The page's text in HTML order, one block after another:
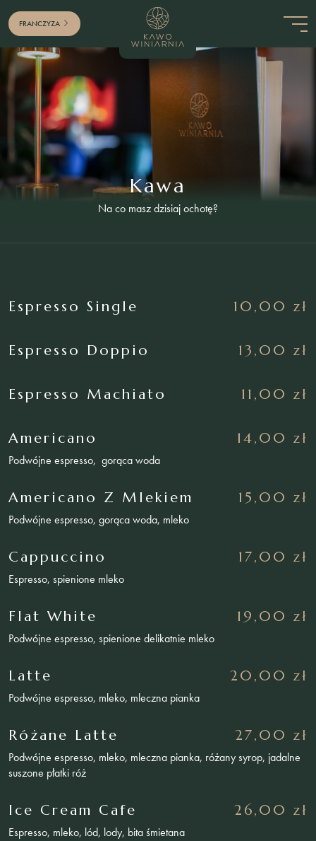
FRANCZYZA
Kawa
Na co masz dzisiaj ochotę?
Espresso Single 10,00 zł
Espresso Doppio 13,00 zł
Espresso Machiato 11,00 zł
Americano 14,00 zł
Podwójne espresso, gorąca woda
Americano Z Mlekiem 15,00 zł
Podwójne espresso, gorąca woda, mleko
Cappuccino 17,00 zł
Espresso, spienione mleko
Flat White 19,00 zł
Podwójne espresso, spienione delikatnie mleko
Latte 20,00 zł
Podwójne espresso, mleko, mleczna pianka
Różane Latte 27,00 zł
Podwójne espresso, mleko, mleczna pianka, różany syrop, jadalne
suszone płatki róż
Ice Cream Cafe 26,00 zł
Espresso, mleko, lód, lody, bita śmietana